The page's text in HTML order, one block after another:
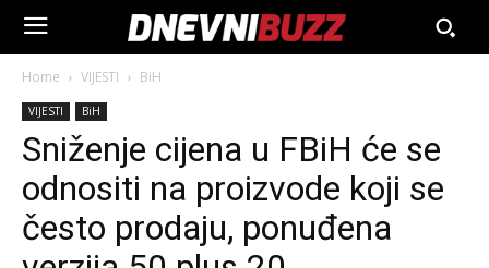
Home VIJESTI BiH
VIJESTI BiH
Sniženje cijena u FBiH će se
odnositi na proizvode koji se
često prodaju, ponuđena